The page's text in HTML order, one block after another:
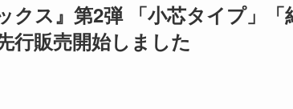
クス』第2弾 「小芯タイプ」「
行販売開始しました